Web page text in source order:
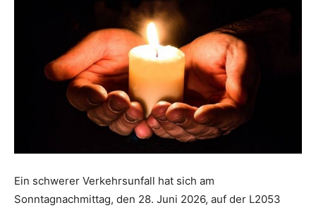
Ein schwerer Verkehrsunfall hat sich am
Sonntagnachmittag, den 28. Juni 2026, auf der L2053